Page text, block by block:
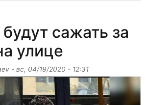
сажать за
улице
- вс, 04/19/2020 - 12:31